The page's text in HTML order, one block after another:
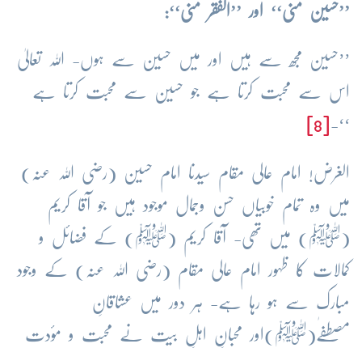
’’حسین منی‘‘ اور ’’الفقر منی‘‘:
’’حسین مجھ سے ہیں اور میں حسین سے ہوں- اللہ تعالیٰ
اس سے محبت کرتا ہے جو حسین سے محبت کرتا ہے
‘‘-
الغرض! امام عالی مقام سیدنا امام حسین (رضی اللہ عنہ)
میں وہ تمام خوبیاں حسن وجمال موجود ہیں جو آقا کریم
(ﷺ) میں تھی- آقا کریم (ﷺ) کے فضائل و
کمالات کا ظہور امام عالی مقام (رضی اللہ عنہ) کے وجود
مبارک سے ہو رہا ہے- ہر دور میں عشاقانِ
مصطفٰے(ﷺ)اور محبانِ اہلِ بیت نے محبت و مؤدت